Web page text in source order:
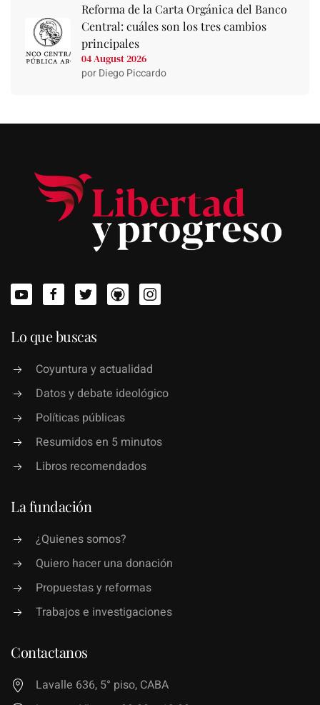
Reforma de la Carta Orgánica del Banco
Central: cuáles son los tres cambios
principales
04 August 2026
por Diego Piccardo
Lo que buscas
Coyuntura y actualidad
Datos y debate ideológico
Políticas públicas
Resumidos en 5 minutos
Libros recomendados
La fundación
¿Quienes somos?
Quiero hacer una donación
Propuestas y reformas
Trabajos e investigaciones
Contactanos
Lavalle 636, 5° piso, CABA